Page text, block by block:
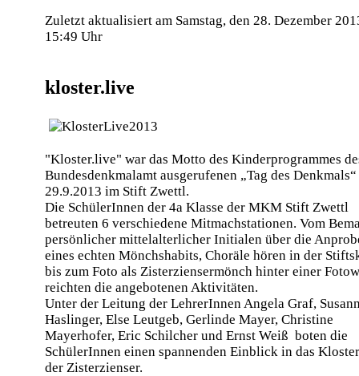
Zuletzt aktualisiert am Samstag, den 28. Dezember
15:49 Uhr
kloster.live
"Kloster.live" war das Motto des Kinderprogrammes
Bundesdenkmalamt ausgerufenen „Tag des Denkmals“
29.9.2013 im Stift Zwettl.
Die SchülerInnen der 4a Klasse der MKM Stift Zwettl
betreuten 6 verschiedene Mitmachstationen. Vom
persönlicher mittelalterlicher Initialen über die
eines echten Mönchshabits, Choräle hören in der
bis zum Foto als Zisterziensermönch hinter einer
reichten die angebotenen Aktivitäten.
Unter der Leitung der LehrerInnen Angela Graf,
Haslinger, Else Leutgeb, Gerlinde Mayer, Christine
Mayerhofer, Eric Schilcher und Ernst Weiß boten die
SchülerInnen einen spannenden Einblick in das
der Zisterzienser.